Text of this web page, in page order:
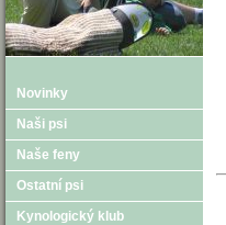
Novinky
Naši psi
Naše feny
Ostatní psi
Kynologický klub